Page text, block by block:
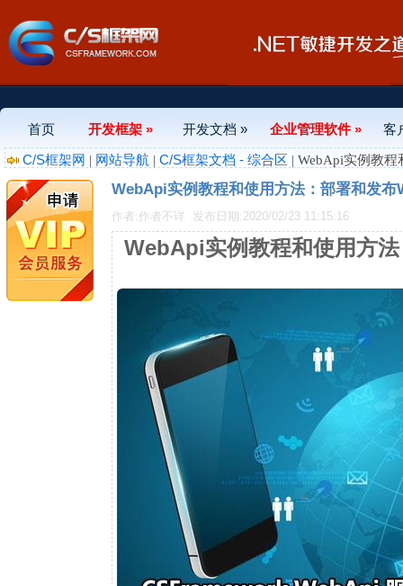
首页 开发框架 » 开发文档 » 企业管理软件 »
客
C/S框架网 | 网站导航 | C/S框架文档 - 综合区 | WebApi实例教
WebApi实例教程和使用方法：部署和发
作者:作者不详 发布日期:2020/02/23 11:15:16
WebApi实例教程和使用方